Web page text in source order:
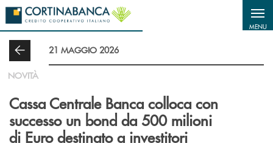
Salta al contenuto principale
MENU
21 MAGGIO 2026
NOVITÀ
Cassa Centrale Banca colloca con
successo un bond da 500 milioni
di Euro destinato a investitori